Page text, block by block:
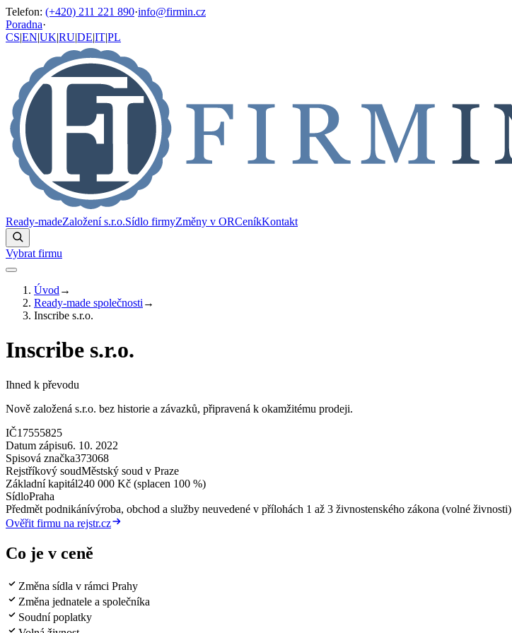
Telefon: (+420) 211 221 890·info@firmin.cz
Poradna·
CS|EN|UK|RU|DE|IT|PL
Ready-madeZaložení s.r.o.Sídlo firmyZměny v ORCeníkKontakt
Vybrat firmu
Úvod →
Ready-made společnosti →
Inscribe s.r.o.
Inscribe s.r.o.
Ihned k převodu
Nově založená s.r.o. bez historie a závazků, připravená k okamžitému prodeji.
IČ17555825
Datum zápisu6. 10. 2022
Spisová značka373068
Rejstříkový soudMěstský soud v Praze
Základní kapitál240 000 Kč (splacen 100 %)
SídloPraha
Předmět podnikánívýroba, obchod a služby neuvedené v přílohách 1 až 3 živnostenského zákona (volné živnosti)
Ověřit firmu na rejstr.cz
Co je v ceně
Změna sídla v rámci Prahy
Změna jednatele a společníka
Soudní poplatky